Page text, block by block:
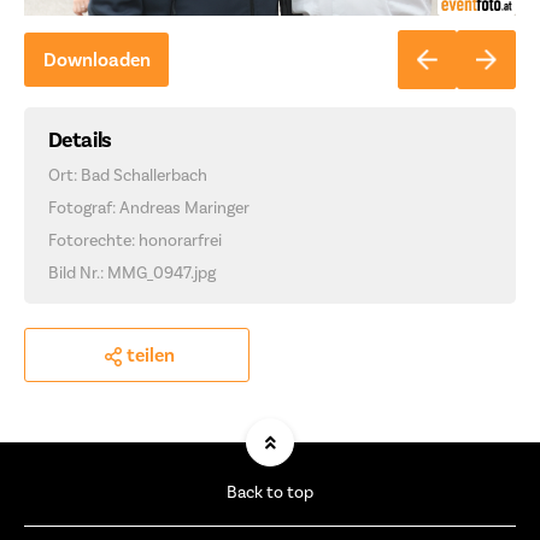
Downloaden
Details
Ort: Bad Schallerbach
Fotograf: Andreas Maringer
Fotorechte: honorarfrei
Bild Nr.: MMG_0947.jpg
teilen
Back to top